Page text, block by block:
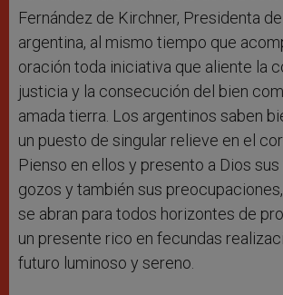
Fernández de Kirchner, Presidenta
argentina, al mismo tiempo que
oración toda iniciativa que aliente la
justicia y la consecución del bien
amada tierra. Los argentinos saben
un puesto de singular relieve en el
Pienso en ellos y presento a Dios
gozos y también sus
se abran para todos horizontes de
un presente rico en fecundas
futuro luminoso y sereno.